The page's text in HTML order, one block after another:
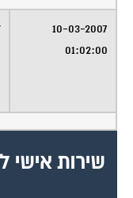
10-03-2007
01:02:00
שירות אישי